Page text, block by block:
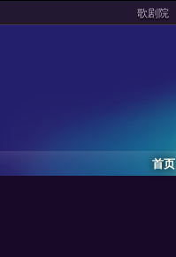
歌剧院
首页